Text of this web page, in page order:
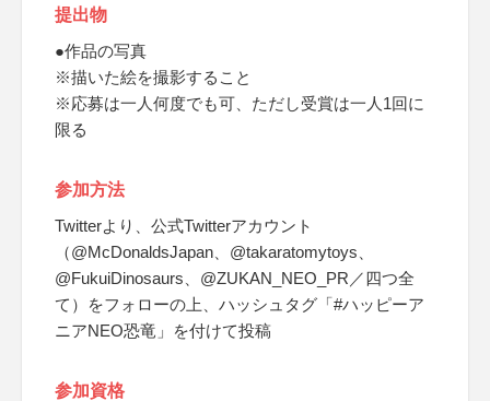
提出物
●作品の写真
※描いた絵を撮影すること
※応募は一人何度でも可、ただし受賞は一人1回に
限る
参加方法
Twitterより、公式Twitterアカウント
（@McDonaldsJapan、@takaratomytoys、
@FukuiDinosaurs、@ZUKAN_NEO_PR／四つ全
て）をフォローの上、ハッシュタグ「#ハッピーア
ニアNEO恐竜」を付けて投稿
参加資格